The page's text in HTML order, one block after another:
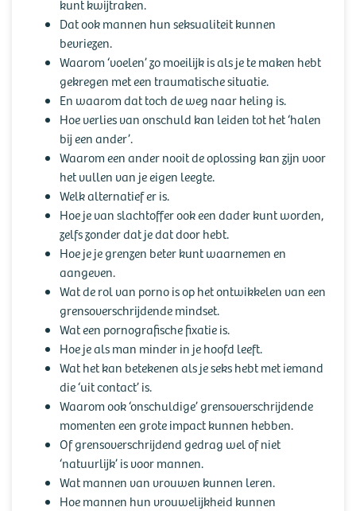
kunt kwijtraken.
Dat ook mannen hun seksualiteit kunnen
bevriezen.
Waarom ‘voelen’ zo moeilijk is als je te maken hebt
gekregen met een traumatische situatie.
En waarom dat toch de weg naar heling is.
Hoe verlies van onschuld kan leiden tot het ‘halen
bij een ander’.
Waarom een ander nooit de oplossing kan zijn voor
het vullen van je eigen leegte.
Welk alternatief er is.
Hoe je van slachtoffer ook een dader kunt worden,
zelfs zonder dat je dat door hebt.
Hoe je je grenzen beter kunt waarnemen en
aangeven.
Wat de rol van porno is op het ontwikkelen van een
grensoverschrijdende mindset.
Wat een pornografische fixatie is.
Hoe je als man minder in je hoofd leeft.
Wat het kan betekenen als je seks hebt met iemand
die ‘uit contact’ is.
Waarom ook ‘onschuldige’ grensoverschrijdende
momenten een grote impact kunnen hebben.
Of grensoverschrijdend gedrag wel of niet
‘natuurlijk’ is voor mannen.
Wat mannen van vrouwen kunnen leren.
Hoe mannen hun vrouwelijkheid kunnen